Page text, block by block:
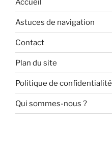
Accueil
Astuces de navigation
Contact
Plan du site
Politique de confidentialité
Qui sommes-nous ?